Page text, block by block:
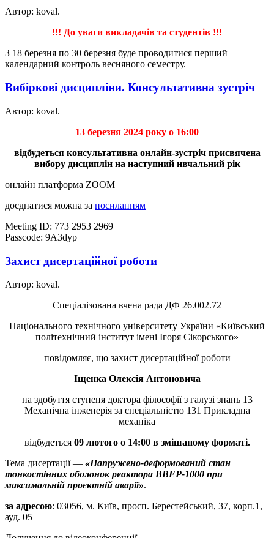
Автор: koval.
!!! До уваги викладачів та студентів !!!
З 18 березня по 30 березня буде проводитися перший
календарний контроль весняного семестру.
Вибіркові дисципліни. Консультативна зустріч
Автор: koval.
13 березня 2024 року о 16:00
відбудеться консультативна онлайн-зустріч присвячена
вибору дисциплін на наступний нвчальний рік
онлайн платформа ZOOM
доєднатися можна за посиланням
Meeting ID: 773 2953 2969
Passcode: 9A3dyp
Захист дисертаційної роботи
Автор: koval.
Спеціалізована вчена рада ДФ 26.002.72
Національного технічного університету України «Київський
політехнічний інститут імені Ігоря Сікорського»
повідомляє, що захист дисертаційної роботи
Іщенка Олексія Антоновича
на здобуття ступеня доктора філософії з галузі знань 13
Механічна інженерія за спеціальністю 131 Прикладна
механіка
відбудеться 09 лютого о 14:00 в змішаному форматі.
Тема дисертації — «Напружено-деформований стан
тонкостінних оболонок реактора ВВЕР-1000 при
максимальній проєктній аварії».
за адресою: 03056, м. Київ, просп. Берестейський, 37, корп.1,
ауд. 05